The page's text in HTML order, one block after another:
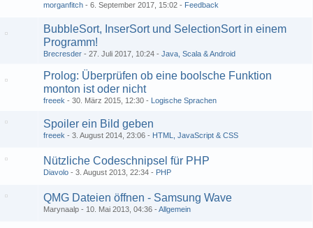
morganfitch 6. September 2017, 15:02 Feedback
BubbleSort, InserSort und SelectionSort in einem
Programm!
Brecresder 27. Juli 2017, 10:24 Java, Scala & Android
Prolog: Überprüfen ob eine boolsche Funktion
monton ist oder nicht
freeek 30. März 2015, 12:30 Logische Sprachen
Spoiler ein Bild geben
freeek 3. August 2014, 23:06 HTML, JavaScript & CSS
Nützliche Codeschnipsel für PHP
Diavolo 3. August 2013, 22:34 PHP
QMG Dateien öffnen - Samsung Wave
Marynaalp 10. Mai 2013, 04:36 Allgemein